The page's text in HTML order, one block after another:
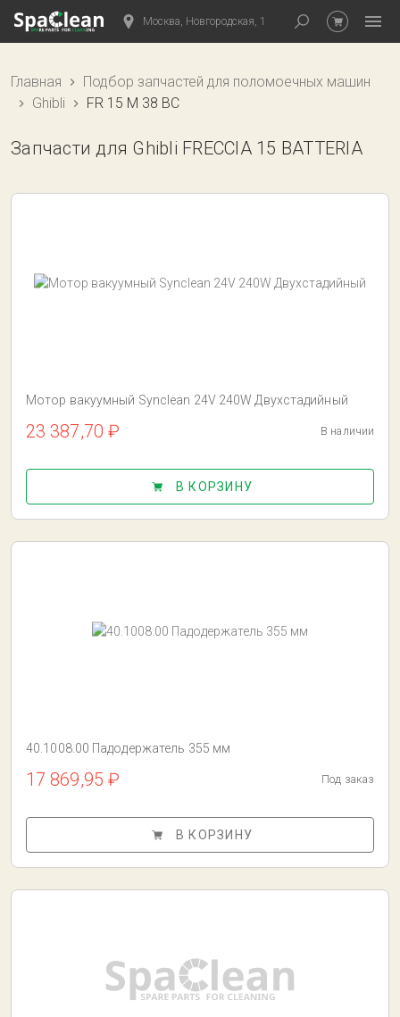
Москва, Новгородская, 1
Главная
Подбор запчастей для поломоечных машин
Ghibli
FR 15 M 38 BC
Запчасти для Ghibli FRECCIA 15 BATTERIA
Мотор вакуумный Synclean 24V 240W Двухстадийный
23 387,70 ₽ В наличии
В КОРЗИНУ
40.1008.00 Падодержатель 355 мм
17 869,95 ₽ Под заказ
В КОРЗИНУ